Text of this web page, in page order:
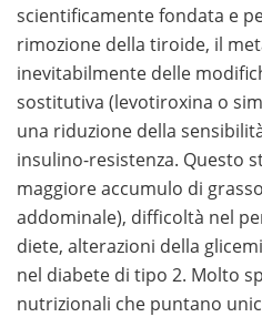
scientificamente fondata e
rimozione della tiroide, il
inevitabilmente delle
sostitutiva (levotiroxina o
una riduzione della
insulino-resistenza. Questo
maggiore accumulo di
addominale), difficoltà nel
diete, alterazioni della
nel diabete di tipo 2. Molto
nutrizionali che puntano